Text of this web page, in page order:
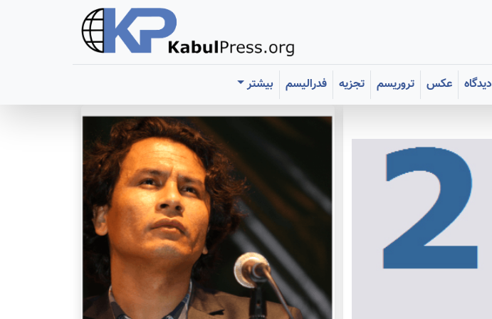
دیدگاه عکس تروریسم تجزیه فدرالیسم
بیشتر